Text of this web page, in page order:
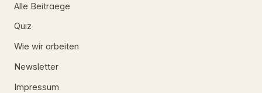
Alle Beitraege
Quiz
Wie wir arbeiten
Newsletter
Impressum